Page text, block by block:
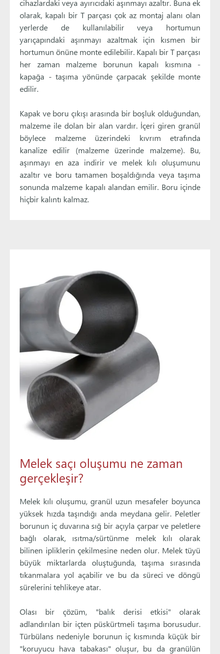
cihazlardaki veya ayırıcıdaki aşınmayı azaltır. Buna ek
olarak, kapalı bir T parçası çok az montaj alanı olan
yerlerde de kullanılabilir veya hortumun
yarıçapındaki aşınmayı azaltmak için kısmen bir
hortumun önüne monte edilebilir. Kapalı bir T parçası
her zaman malzeme borunun kapalı kısmına -
kapağa - taşıma yönünde çarpacak şekilde monte
edilir.
Kapak ve boru çıkışı arasında bir boşluk olduğundan,
malzeme ile dolan bir alan vardır. İçeri giren granül
böylece malzeme üzerindeki kıvrım etrafında
kanalize edilir (malzeme üzerinde malzeme). Bu,
aşınmayı en aza indirir ve melek kılı oluşumunu
azaltır ve boru tamamen boşaldığında veya taşıma
sonunda malzeme kapalı alandan emilir. Boru içinde
hiçbir kalıntı kalmaz.
Melek saçı oluşumu ne zaman
gerçekleşir?
Melek kılı oluşumu, granül uzun mesafeler boyunca
yüksek hızda taşındığı anda meydana gelir. Peletler
borunun iç duvarına sığ bir açıyla çarpar ve peletlere
bağlı olarak, ısıtma/sürtünme melek kılı olarak
bilinen ipliklerin çekilmesine neden olur. Melek tüyü
büyük miktarlarda oluştuğunda, taşıma sırasında
tıkanmalara yol açabilir ve bu da süreci ve döngü
sürelerini tehlikeye atar.
Olası bir çözüm, "balık derisi etkisi" olarak
adlandırılan bir içten püskürtmeli taşıma borusudur.
Türbülans nedeniyle borunun iç kısmında küçük bir
"koruyucu hava tabakası" oluşur, bu da granülün